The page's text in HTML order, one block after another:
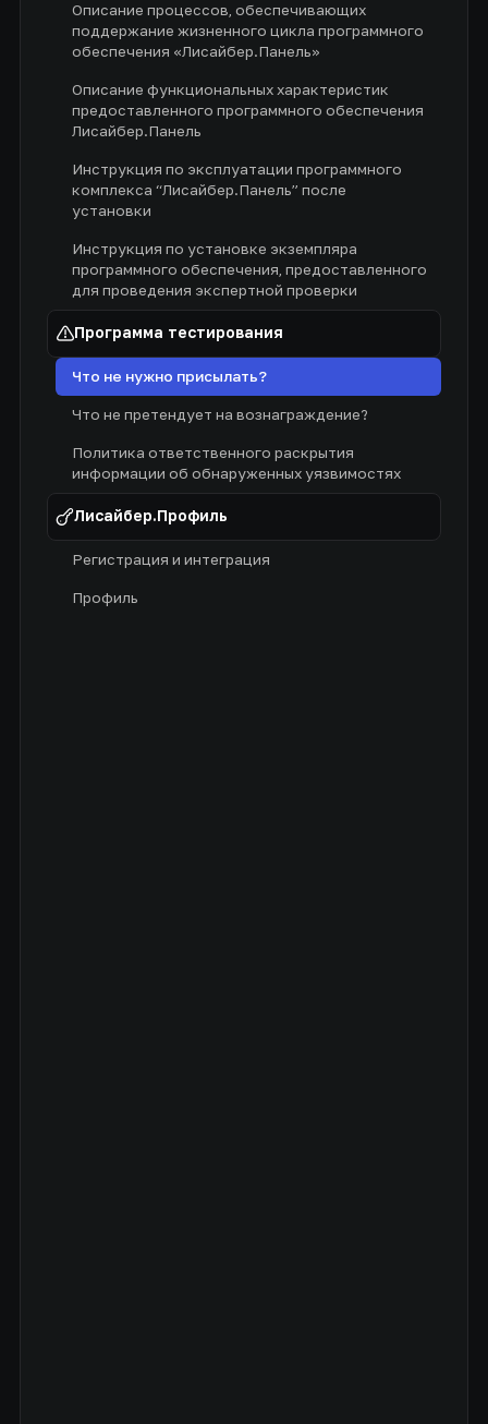
Описание процессов, обеспечивающих
поддержание жизненного цикла программного
обеспечения «Лисайбер.Панель»
Описание функциональных характеристик
предоставленного программного обеспечения
Лисайбер.Панель
Инструкция по эксплуатации программного
комплекса “Лисайбер.Панель” после
установки
Инструкция по установке экземпляра
программного обеспечения, предоставленного
для проведения экспертной проверки
Программа тестирования
Что не нужно присылать?
Что не претендует на вознаграждение?
Политика ответственного раскрытия
информации об обнаруженных уязвимостях
Лисайбер.Профиль
Регистрация и интеграция
Профиль